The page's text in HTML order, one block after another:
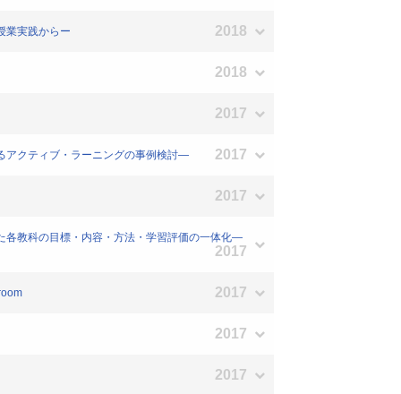
業実践からー 2018
2018
2017
アクティブ・ラーニングの事例検討― 2017
2017
各教科の目標・内容・方法・学習評価の一体化―
2017
2017
2017
2017